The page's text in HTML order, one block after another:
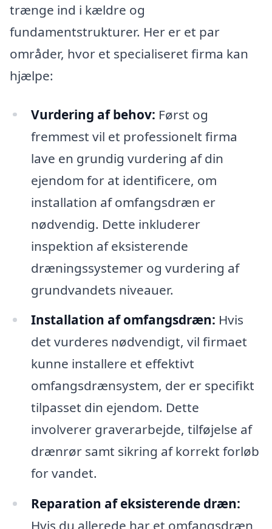
trænge ind i kældre og
fundamentstrukturer. Her er et par
områder, hvor et specialiseret firma kan
hjælpe:
Vurdering af behov: Først og
fremmest vil et professionelt firma
lave en grundig vurdering af din
ejendom for at identificere, om
installation af omfangsdræn er
nødvendig. Dette inkluderer
inspektion af eksisterende
dræningssystemer og vurdering af
grundvandets niveauer.
Installation af omfangsdræn: Hvis
det vurderes nødvendigt, vil firmaet
kunne installere et effektivt
omfangsdrænsystem, der er specifikt
tilpasset din ejendom. Dette
involverer graverarbejde, tilføjelse af
drænrør samt sikring af korrekt forløb
for vandet.
Reparation af eksisterende dræn:
Hvis du allerede har et omfangsdræn,